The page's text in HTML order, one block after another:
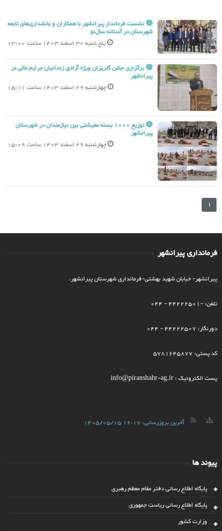
🔴 نشست فرماندار پیرانشهر با همکاران و بخشداری‌های تابعه
شهرستان در آستانه سال‌نو
پنج شنبه 30 اسفند 1403 ساعت 13:00
🔴 برگزاری جشن گلریزان ویژه آزادی زندانیان جرایم مالی در
پیرانشهر
چهارشنبه 29 اسفند 1403 ساعت 15:11
🔴 توزیع 1000 بسته معیشتی بین نیازمندان در شهرستان
پیرانشهر
چهارشنبه 29 اسفند 1403 ساعت 15:09
1
فرمانداری پیرانشهر
پیرانشهر- خیابان شهید بهشتی-فرمانداری شهرستان پیرانشهر.
تلفن: -44222501 - 044
دورنگار: 44222507 - 044
کد پستی: 5781645877
پست الکترونیک : info@piranshahr-ag.ir
آخرین بروزرسانی: 1405/05/15 16:17
پیوند ها
پایگاه اطلاع رسانی دفتر مقام معظم رهبری
پایگاه اطلاع رسانی ریاست جمهوری
وزارت کشور